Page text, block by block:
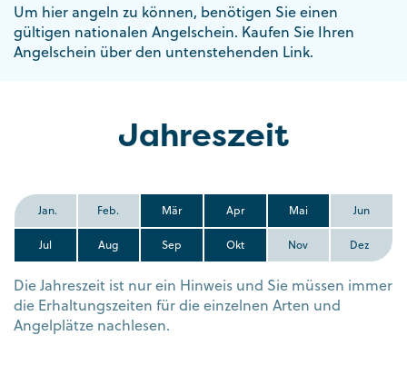
Um hier angeln zu können, benötigen Sie einen
gültigen nationalen Angelschein. Kaufen Sie Ihren
Angelschein über den untenstehenden Link.
Jahreszeit
Jan. Feb. Mär Apr Mai Jun
Jul Aug Sep Okt Nov Dez
Die Jahreszeit ist nur ein Hinweis und Sie müssen immer
die Erhaltungszeiten für die einzelnen Arten und
Angelplätze nachlesen.